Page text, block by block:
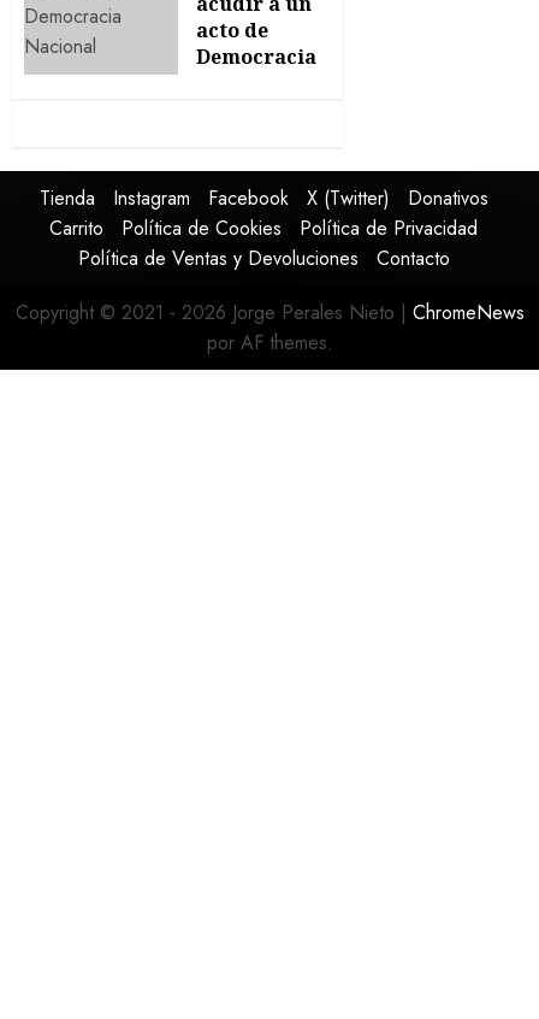
acto de
Democracia
Tienda Instagram Facebook X (Twitter)
Donativos
Carrito
Política de Cookies
Política de Privacidad
Política de Ventas y Devoluciones
Contacto
Copyright © 2021 - 2026 Jorge Perales Nieto | ChromeNews
por AF themes.